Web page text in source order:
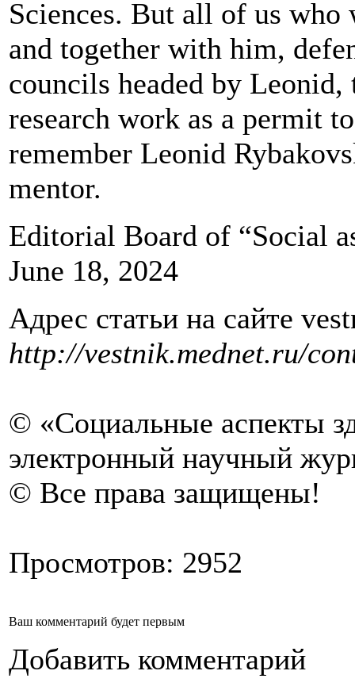
Sciences. But all of us who
and together with him,
councils headed by
research work as a permit
remember Leonid
mentor.
Editorial Board of “Social
June 18, 2024
Адрес статьи на сайте
http://vestnik.mednet.ru/
© «Социальные аспекты
электронный научный
© Все права защищены!
Просмотров: 2952
Ваш комментарий будет первым
Добавить комментарий